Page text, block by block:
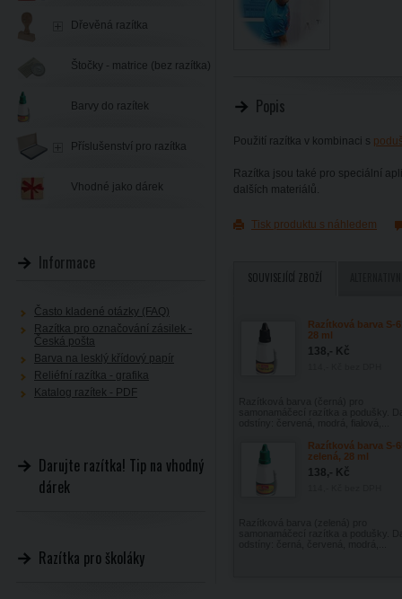
Popis
Použití razítka v kombinaci s
Razítka jsou také pro speciální
dalších materiálů.
Tisk produktu s náhledem
SOUVISEJÍCÍ ZBOŽÍ
Razítková barva S-
28 ml
138,- Kč
Razítková barva S-
zelená, 28 ml
138,- Kč
Dřevěná razítka
Štočky - matrice (bez razítka)
Barvy do razítek
Příslušenství pro razítka
Vhodné jako dárek
Informace
Často kladené otázky (FAQ)
Razítka pro označování zásilek -
Česká pošta
Barva na lesklý křídový papír
Reliéfní razítka - grafika
Katalog razítek - PDF
Darujte razítka! Tip na vhodný
dárek
Razítka pro školáky